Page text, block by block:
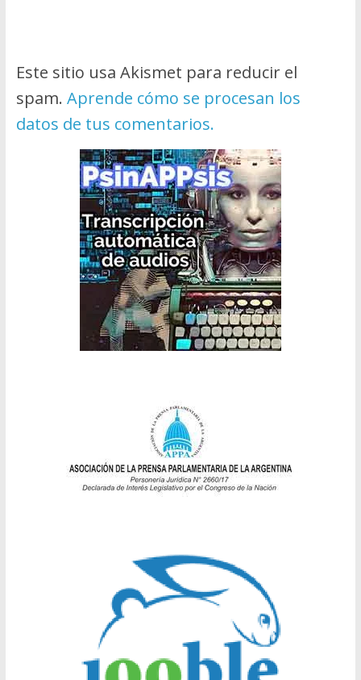
Este sitio usa Akismet para reducir el
spam. Aprende cómo se procesan los
datos de tus comentarios.